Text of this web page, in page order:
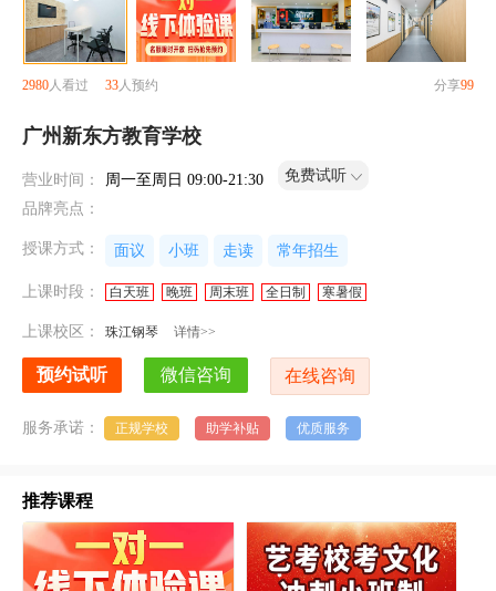
2980人看过 33人预约 分享99
广州新东方教育学校
营业时间： 周一至周日 09:00-21:30
免费试听
品牌亮点：
授课方式： 面议 小班 走读 常年招生
上课时段： 白天班 晚班 周末班 全日制 寒暑假
上课校区： 珠江钢琴 详情>>
服务承诺： 正规学校 助学补贴 优质服务
推荐课程